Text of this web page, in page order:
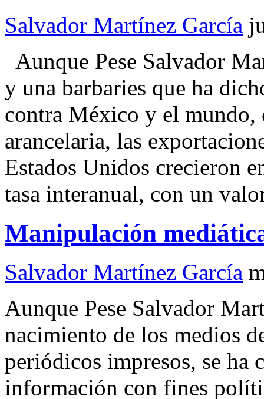
Salvador Martínez García
Aunque Pese Salvador
y una barbaries que ha
contra México y el mundo,
arancelaria, las
Estados Unidos crecieron
tasa interanual, con un
Manipulación
Salvador Martínez García
Aunque Pese Salvador
nacimiento de los medios
periódicos impresos, se ha
información con fines